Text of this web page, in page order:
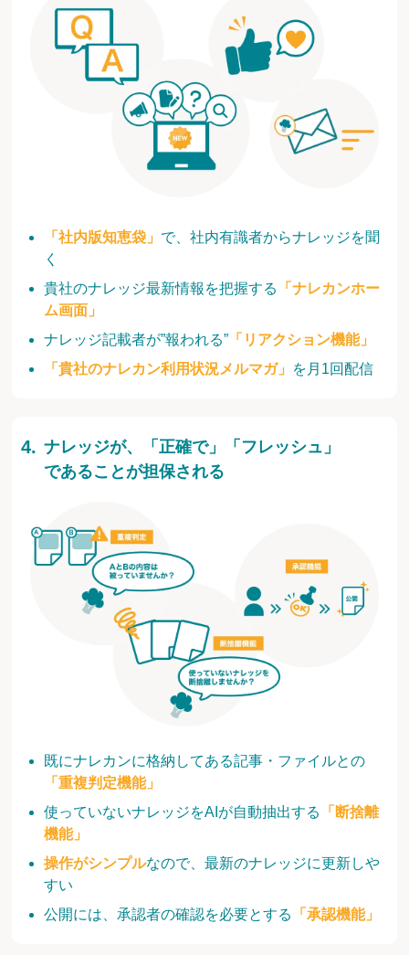
「社内版知恵袋」 で、社内有識者からナレッジを聞
く
貴社のナレッジ最新情報を把握する
「ナレカンホー
ム画面」
ナレッジ記載者が”報われる” 「リアクション機能」
「貴社のナレカン利用状況メルマガ」 を月1回配信
既にナレカンに格納してある記事・ファイルとの
「重複判定機能」
使っていないナレッジをAIが自動抽出する
「断捨離
機能」
操作がシンプルなので、最新のナレッジに更新しや
すい
公開には、承認者の確認を必要とする
「承認機能」
ナレッジが、「正確で」「フレッシュ」
であることが担保される